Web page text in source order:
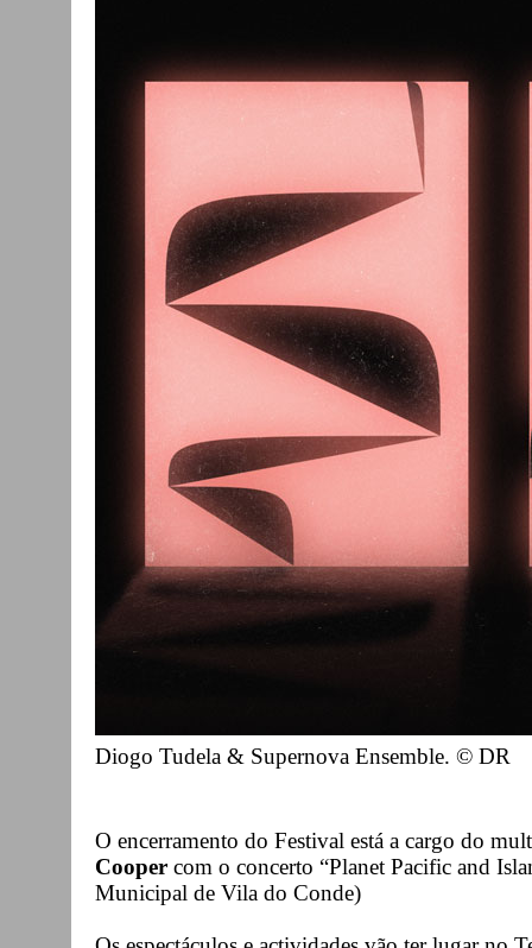
Diogo Tudela & Supernova Ensemble. © DR
O encerramento do Festival está a cargo do
Cooper com o concerto “Planet Pacific and
Municipal de Vila do Conde)